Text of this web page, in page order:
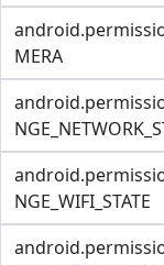
MERA
NGE_WIFI_STATE